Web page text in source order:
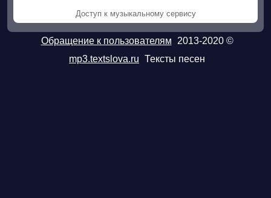
Доступ к музыкальному сервису
Обращение к пользователям
2013-2020 ©
mp3.textslova.ru Тексты песен